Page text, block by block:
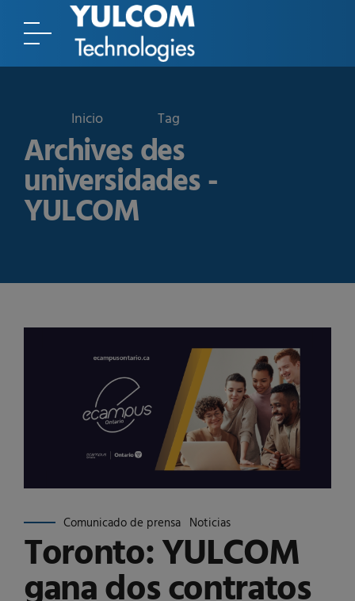
Tag
Archives des
universidades -
YULCOM
Comunicado de prensa Noticias
Toronto: YULCOM